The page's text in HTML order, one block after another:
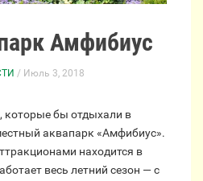
Амфибиус
/ Июль 3, 2018
которые бы отдыхали в
аквапарк «Амфибиус».
находится в
весь летний сезон — с